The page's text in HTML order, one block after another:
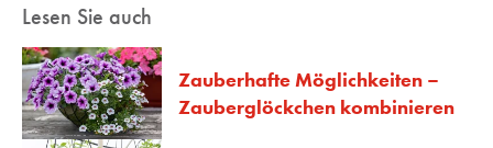
Lesen Sie auch
Zauberhafte Möglichkeiten –
Zauberglöckchen kombinieren